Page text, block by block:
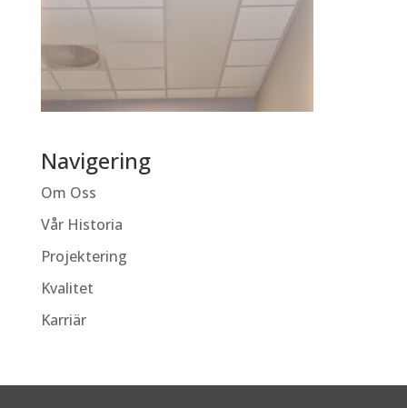
Navigering
Om Oss
Vår Historia
Projektering
Kvalitet
Karriär